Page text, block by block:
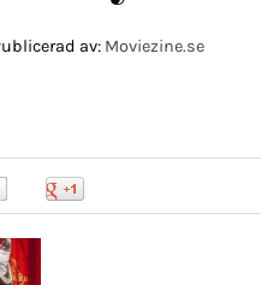
av: Moviezine.se